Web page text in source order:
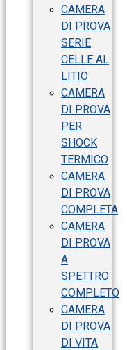
CAMERA
DI PROVA
SERIE
CELLE AL
LITIO
CAMERA
DI PROVA
PER
SHOCK
TERMICO
CAMERA
DI PROVA
COMPLETA
CAMERA
DI PROVA
A
SPETTRO
COMPLETO
CAMERA
DI PROVA
DI VITA